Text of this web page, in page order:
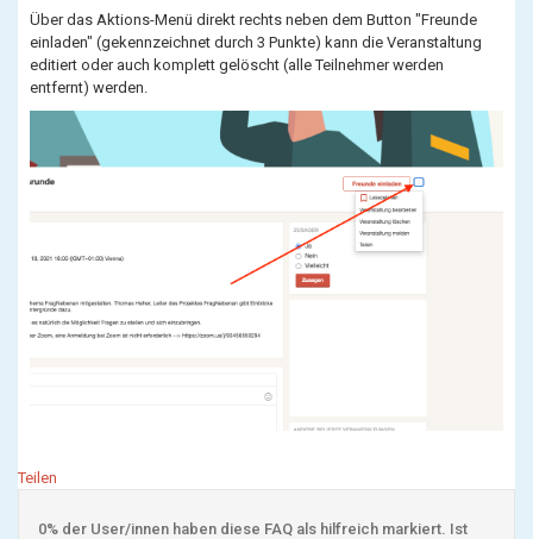
Über das Aktions-Menü direkt rechts neben dem Button "Freunde
einladen" (gekennzeichnet durch 3 Punkte) kann die Veranstaltung
editiert oder auch komplett gelöscht (alle Teilnehmer werden
entfernt) werden.
Teilen
0% der User/innen haben diese FAQ als hilfreich markiert. Ist